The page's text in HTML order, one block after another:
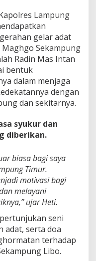
k
e
-
2
1
5
d
n
T
e
i
m
a
e
l
a
r
A
d
t
L
a
p
Lampung
gelar adat
Sekampung
Radin Mas Intan
bentuk
dalam menjaga
dengan
dan sekitarnya.
syukur dan
diberikan.
biasa bagi saya
Timur.
motivasi bagi
melayani
ujar Heti.
seni
adat, serta doa
terhadap
Libo.